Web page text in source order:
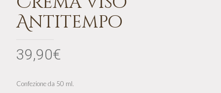
Antitempo
39,90€
Confezione da 50 ml.